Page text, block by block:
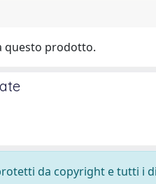
questo prodotto.
da copyright e tutti i